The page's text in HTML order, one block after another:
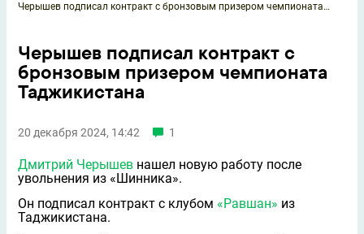
Черышев подписал контракт с бронзовым призером чемпионата Таджикистана
Черышев подписал контракт с
бронзовым призером чемпионата
Таджикистана
20 декабря 2024, 14:42 1
Дмитрий Черышев нашел новую работу после
увольнения из «Шинника».
Он подписал контракт с клубом «Равшан» из
Таджикистана.